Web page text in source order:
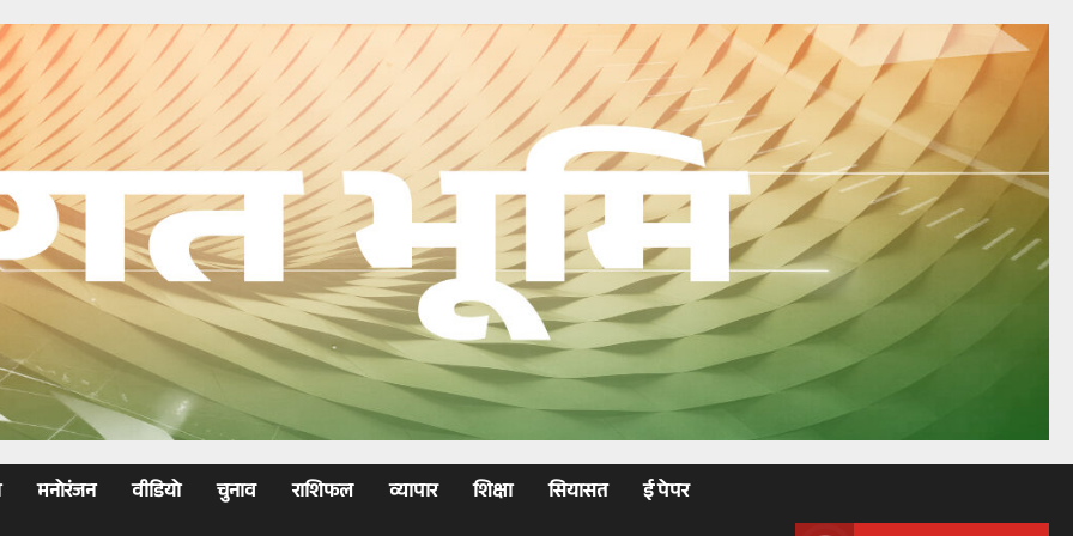
मनोरंजन वीडियो चुनाव राशिफल व्यापार शिक्षा सियासत
ई पेपर